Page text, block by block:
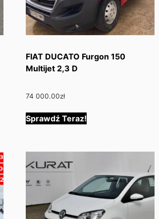
FIAT DUCATO Furgon 150
Multijet 2,3 D
74 000.00zł
Sprawdź Teraz!